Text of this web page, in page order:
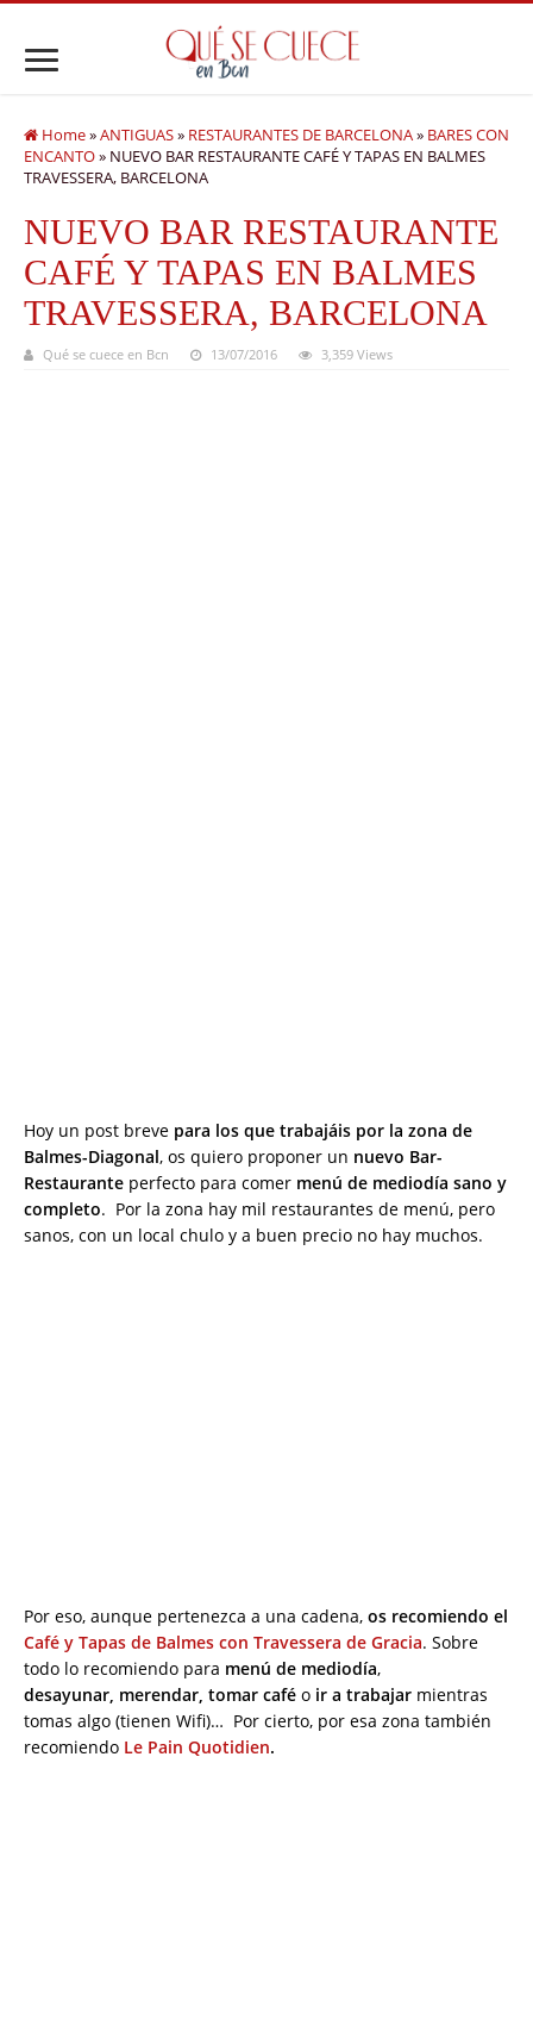
Home»ANTIGUAS» RESTAURANTES DE BARCELONA» BARES CON
ENCANTO» NUEVO BAR RESTAURANTE CAFÉ Y TAPAS EN BALMES
TRAVESSERA, BARCELONA
NUEVO BAR RESTAURANTE
CAFÉ Y TAPAS EN BALMES
TRAVESSERA, BARCELONA
Qué se cuece en Bcn 13/07/2016 3,359 Views
Hoy un post breve para los que trabajáis por la zona de
Balmes-Diagonal, os quiero proponer un nuevo Bar-
Restaurante perfecto para comer menú de mediodía sano y
completo. Por la zona hay mil restaurantes de menú, pero
sanos, con un local chulo y a buen precio no hay muchos.
Por eso, aunque pertenezca a una cadena, os recomiendo el
Café y Tapas de Balmes con Travessera de Gracia. Sobre
todo lo recomiendo para menú de mediodía,
desayunar, merendar, tomar café o ir a trabajar mientras
tomas algo (tienen Wifi)… Por cierto, por esa zona también
recomiendo Le Pain Quotidien.